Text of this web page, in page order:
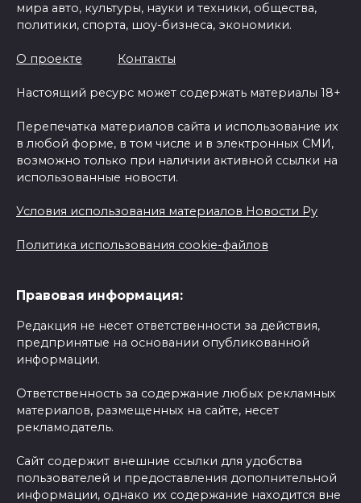
мира авто, культуры, науки и техники, общества,
политики, спорта, шоу-бизнеса, экономики.
О проекте Контакты
Настоящий ресурс может содержать материалы 18+
Перепечатка материалов сайта и использование их
в любой форме, в том числе и в электронных СМИ,
возможно только при наличии активной ссылки на
использованные новости.
Условия использования материалов Новости Ру
Политика использования cookie-файлов
Правовая информация:
Редакция не несет ответственности за действия,
предпринятые на основании опубликованной
информации.
Ответственность за содержание любых рекламных
материалов, размещенных на сайте, несет
рекламодатель.
Сайт содержит внешние ссылки для удобства
пользователей и предоставления дополнительной
информации, однако их содержание находится вне